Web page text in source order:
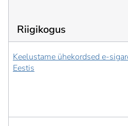
Riigikogus
Keelustame ühekordsed e-
Eestis